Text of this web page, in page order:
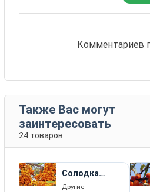
Комментариев
Также Вас могут
заинтересовать
24 товаров
Солодка
жинка
Другие